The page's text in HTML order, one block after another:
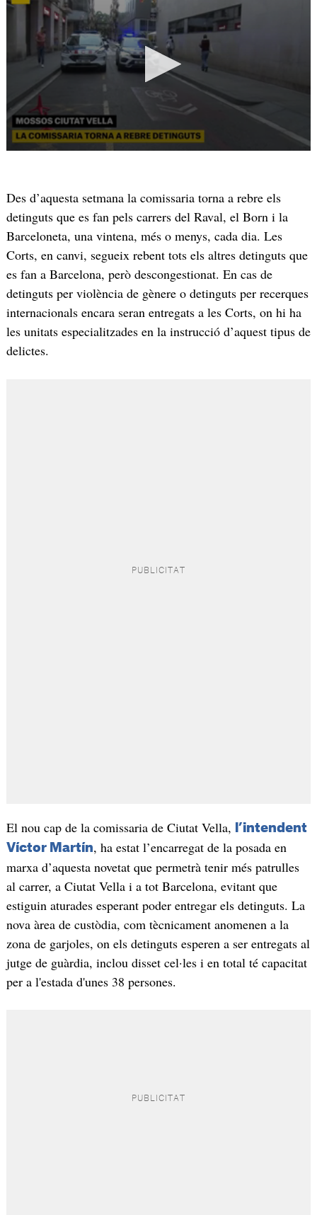
Des d’aquesta setmana la comissaria torna a rebre els
detinguts que es fan pels carrers del Raval, el Born i la
Barceloneta, una vintena, més o menys, cada dia. Les
Corts, en canvi, segueix rebent tots els altres detinguts que
es fan a Barcelona, però descongestionat. En cas de
detinguts per violència de gènere o detinguts per recerques
internacionals encara seran entregats a les Corts, on hi ha
les unitats especialitzades en la instrucció d’aquest tipus de
delictes.
El nou cap de la comissaria de Ciutat Vella,
l’intendent
Víctor Martín, ha estat l’encarregat de la posada en
marxa d’aquesta novetat que permetrà tenir més patrulles
al carrer, a Ciutat Vella i a tot Barcelona, evitant que
estiguin aturades esperant poder entregar els detinguts. La
nova àrea de custòdia, com tècnicament anomenen a la
zona de garjoles, on els detinguts esperen a ser entregats al
jutge de guàrdia, inclou disset cel·les i en total té capacitat
per a l'estada d'unes 38 persones.